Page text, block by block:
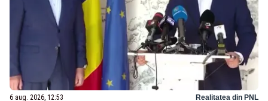
6 aug. 2026, 12:53 Realitatea din PNL